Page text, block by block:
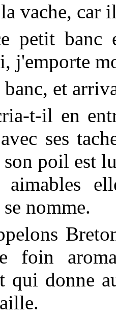
vache, car
petit banc
j'emporte
et
t-il en
ses
poil est
aimables
nomme.
foin
qui donne